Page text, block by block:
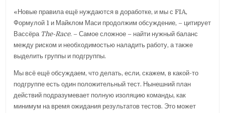
«Новые правила ещё нуждаются в доработке, и мы с FIA,
Формулой 1 и Майклом Маси продолжим обсуждение, – цитирует
Вассёра The-Race. – Самое сложное – найти нужный баланс
между риском и необходимостью наладить работу, а также
выделить группы и подгруппы.
Мы всё ещё обсуждаем, что делать, если, скажем, в какой-то
подгруппе есть один положительный тест. Нынешний план
действий подразумевает полную изоляцию команды, как
минимум на время ожидания результатов тестов. Это может